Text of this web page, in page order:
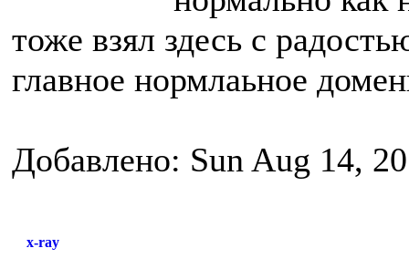
тоже взял здесь с
главное нормлаьное
Добавлено: Sun Aug 14,
x-ray